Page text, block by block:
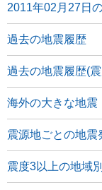
2011年02月27日
過去の地震履歴
過去の地震履歴(
海外の大きな地震
震源地ごとの地震
震度3以上の地域